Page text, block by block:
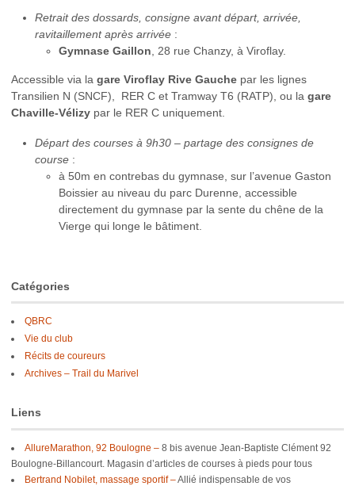
Retrait des dossards, consigne avant départ, arrivée,
ravitaillement après arrivée :
Gymnase Gaillon , 28 rue Chanzy, à Viroflay.
Accessible via la gare Viroflay Rive Gauche par les lignes
Transilien N (SNCF), RER C et Tramway T6 (RATP), ou la gare
Chaville-Vélizy par le RER C uniquement.
Départ des courses à 9h30 – partage des consignes de
course :
à 50m en contrebas du gymnase, sur l’avenue Gaston
Boissier au niveau du parc Durenne, accessible
directement du gymnase par la sente du chêne de la
Vierge qui longe le bâtiment.
Catégories
QBRC
Vie du club
Récits de coureurs
Archives – Trail du Marivel
Liens
AllureMarathon, 92 Boulogne – 8 bis avenue Jean-Baptiste Clément 92
Boulogne-Billancourt. Magasin d’articles de courses à pieds pour tous
Bertrand Nobilet, massage sportif –Allié indispensable de vos